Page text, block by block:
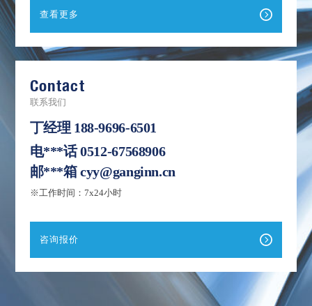
查看更多
Contact
联系我们
丁经理 188-9696-6501
电***话0512-67568906
邮***箱cyy@ganginn.cn
※工作时间：7x24小时
咨询报价